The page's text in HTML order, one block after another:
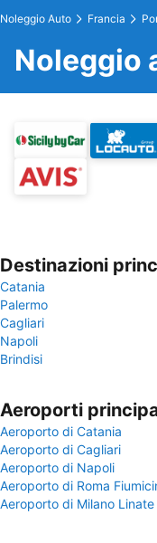
Noleggio Auto Francia
Noleggio
Destinazioni
Catania
Palermo
Cagliari
Napoli
Brindisi
Aeroporti
Aeroporto di Catania
Aeroporto di Cagliari
Aeroporto di Napoli
Aeroporto di Roma
Aeroporto di Milano Linate